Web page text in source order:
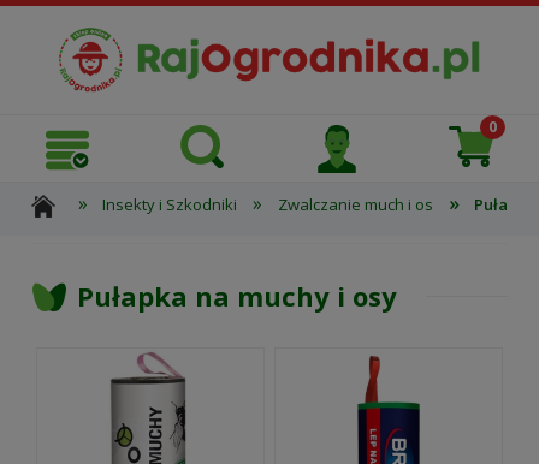
» Insekty i Szkodniki » Zwalczanie much i os »
Pułapka na muchy i osy